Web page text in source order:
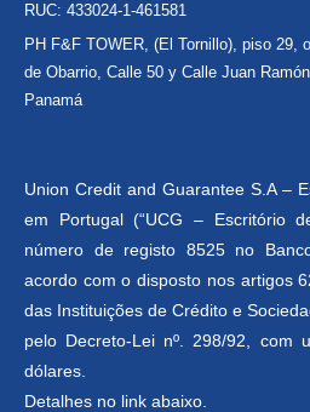
RUC: 433024-1-461581
PH F&F TOWER, (El Tornillo), piso 29,
de Obarrio, Calle 50 y Calle Juan
Panamá
Union Credit and Guarantee S.A –
em Portugal (“UCG – Escritório
número de registo 8525 no
acordo com o disposto nos artigos
das Instituições de Crédito e
pelo Decreto-Lei nº. 298/92, com
dólares.
Detalhes no link abaixo.